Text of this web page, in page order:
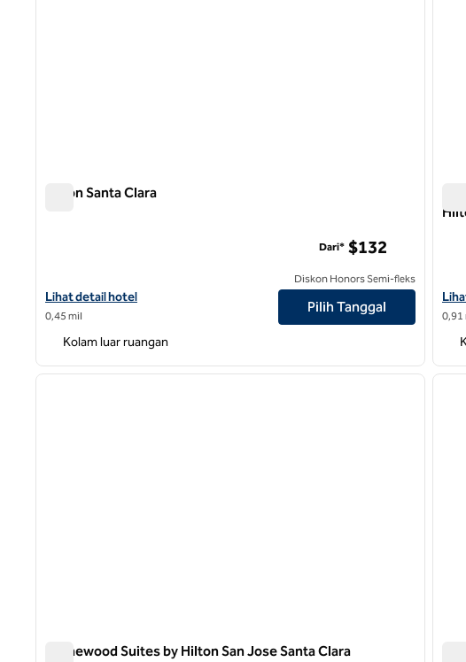
Hilton Santa Clara
Lihat detail hotel untuk Hilton Santa Clara
Lihat detail hotel
0,45 mil
Dari* $132
Diskon Honors Semi-fleks
Pilih Tanggal
Kolam luar ruangan
0,91
1 dari 12
gambar
Homewood Suites by Hilton San Jose Santa Clara
1 dari